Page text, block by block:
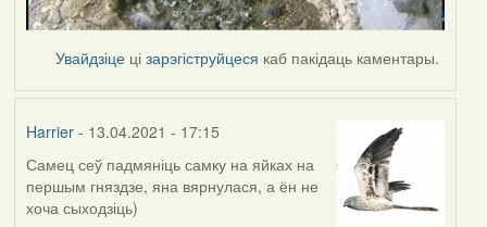
Увайдзіце цізарэгіструйцеся каб пакідаць каментары.
Harrier- 13.04.2021 - 17:15
Самец сеў падмяніць самку на яйках на
першым гняздзе, яна вярнулася, а ён не
хоча сыходзіць)